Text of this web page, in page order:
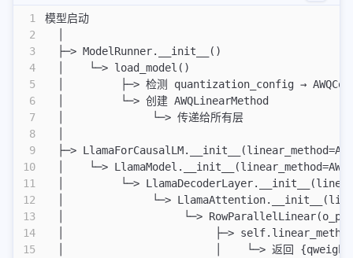
1
2
3
4
5
6
7
8
9
10
11
12
13
14
15
模型启动
  ├─> ModelRunner.__init__()
  │    └─> load_model()
│         ├─> 检测 quantization_config →
  │         └─> 创建 AWQLinearMethod
  │              └─> 传递给所有层
├─>
│    └─>
│         └─>
│              └─>
│                   └─>
│                        ├─>
│                        │    └─> 返回